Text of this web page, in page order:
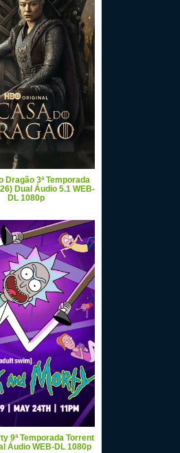
Dragão 3ª Temporada
Dual Áudio 5.1 WEB-
DL 1080p
9ª Temporada Torrent
Áudio WEB-DL 1080p